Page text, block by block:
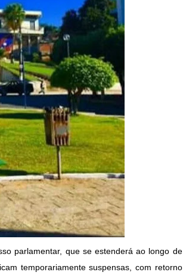
parlamentar, que se estenderá ao longo de
temporariamente suspensas, com retorno